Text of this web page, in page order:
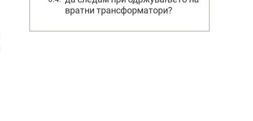
вратни трансформатори?